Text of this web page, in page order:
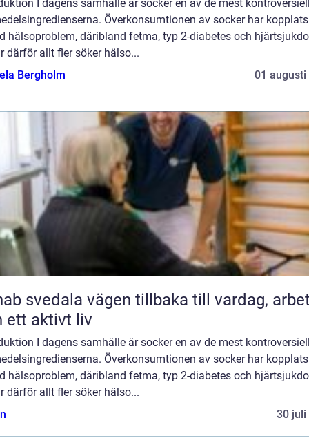
I dagens samhälle är socker en av de mest
Överkonsumtionen av socker har
hälsoproblem, däribland fetma, typ 2-diabetes och
därför allt fler söker hälso...
Bergholm
01 augusti
vägen tillbaka till vardag, arbete
ett aktivt liv
I dagens samhälle är socker en av de mest
Överkonsumtionen av socker har
hälsoproblem, däribland fetma, typ 2-diabetes och
därför allt fler söker hälso...
30 juli